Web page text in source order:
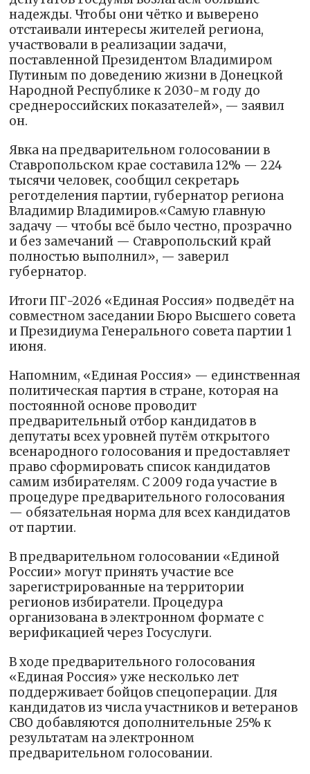
надежды. Чтобы они чётко и выверено
отстаивали интересы жителей региона,
участвовали в реализации задачи,
поставленной Президентом Владимиром
Путиным по доведению жизни в Донецкой
Народной Республике к 2030-м году до
среднероссийских показателей», — заявил
он.
Явка на предварительном голосовании в
Ставропольском крае составила 12% — 224
тысячи человек, сообщил секретарь
реготделения партии, губернатор региона
Владимир Владимиров.«Самую главную
задачу — чтобы всё было честно, прозрачно
и без замечаний — Ставропольский край
полностью выполнил», — заверил
губернатор.
Итоги ПГ-2026 «Единая Россия» подведёт на
совместном заседании Бюро Высшего совета
и Президиума Генерального совета партии 1
июня.
Напомним, «Единая Россия» — единственная
политическая партия в стране, которая на
постоянной основе проводит
предварительный отбор кандидатов в
депутаты всех уровней путём открытого
всенародного голосования и предоставляет
право сформировать список кандидатов
самим избирателям. С 2009 года участие в
процедуре предварительного голосования
— обязательная норма для всех кандидатов
от партии.
В предварительном голосовании «Единой
России» могут принять участие все
зарегистрированные на территории
регионов избиратели. Процедура
организована в электронном формате с
верификацией через Госуслуги.
В ходе предварительного голосования
«Единая Россия» уже несколько лет
поддерживает бойцов спецоперации. Для
кандидатов из числа участников и ветеранов
СВО добавляются дополнительные 25% к
результатам на электронном
предварительном голосовании.